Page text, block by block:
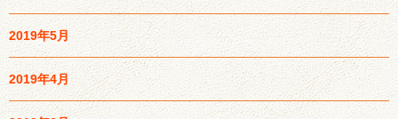
2019年5月
2019年4月